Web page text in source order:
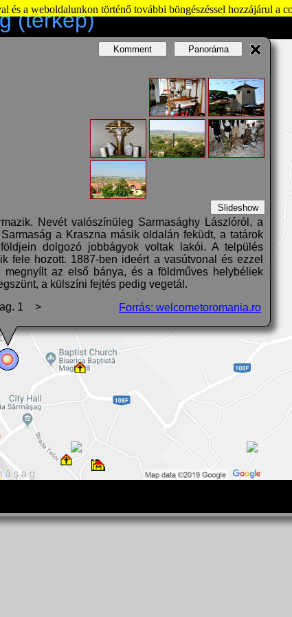
és a weboldalunkon történő további böngészéssel hozzájárul a
(térkép)
Nevét valószínüleg Sarmasághy Lászlóról, a
a Kraszna másik oldalán feküdt, a tatárok
dolgozó jobbágyok voltak lakói. A telpülés
fele hozott. 1887-ben ideért a vasútvonal és ezzel
megnyílt az első bánya, és a földműves helybéliek
a külszíni fejtés pedig vegetál.
Forrás: welcometoromania.ro
Slideshow
Komment Panoráma
1 >